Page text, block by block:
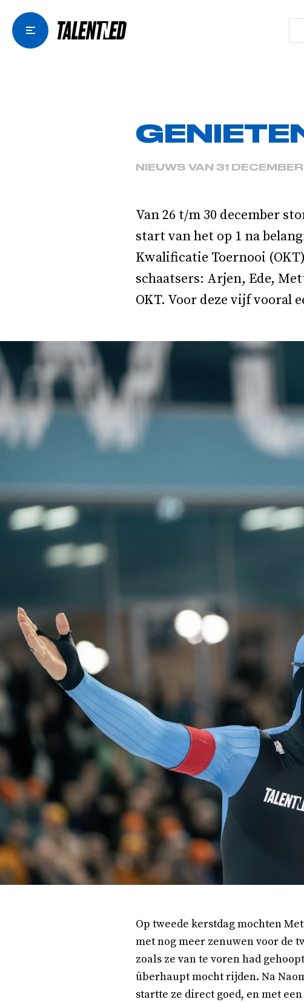
NIEUWS VAN 31
Van 26 t/m 30 december
start van het op 1 na
Kwalificatie Toernooi
schaatsers: Arjen, Ede,
OKT. Voor deze vijf vooral
Op tweede kerstdag mochten
met nog meer zenuwen voor de
zoals ze van te voren had
überhaupt mocht rijden. Na
startte ze direct goed, en met